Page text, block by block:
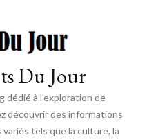
Du Jour
dédié à l'exploration de
découvrir des informations
tels que la culture, la